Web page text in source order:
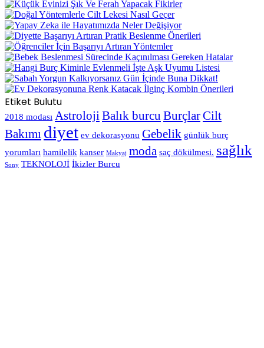
Etiket Bulutu
2018 modası Astroloji Balık burcu BurçlarCilt
Bakımı diyet ev dekorasyonu Gebelik günlük burç
yorumları hamilelik kanser Makyaj moda saç dökülmesi. sağlık
Sony TEKNOLOJİ İkizler Burcu